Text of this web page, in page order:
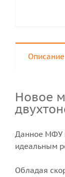
Описание
Новое монохромное МФУ Sharp BP-20M22EU — это скоростное, сетевое устройство формата A3 стильного
Данное МФУ
идеальным
Обладая